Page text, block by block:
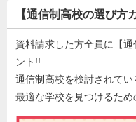
【通信制高校の選び方
資料請求した方全員に【
ント!!
通信制高校を検討されてい
最適な学校を見つけるため